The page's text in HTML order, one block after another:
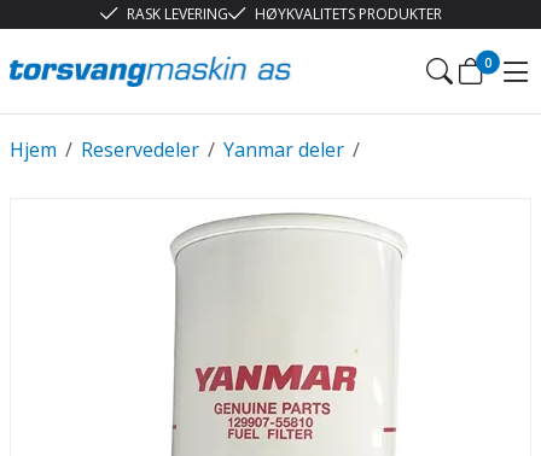
RASK LEVERING HØYKVALITETS PRODUKTER
0
/
Hjem /
Reservedeler /
Yanmar deler